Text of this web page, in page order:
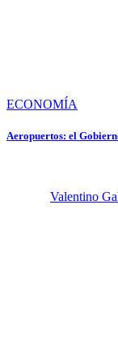
ECONOMÍA
Aeropuertos: el
Valentino